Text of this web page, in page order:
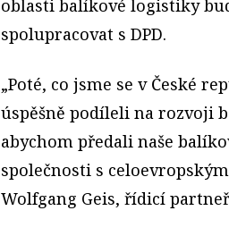
oblasti balíkové logistiky
spolupracovat s DPD.
„Poté, co jsme se v České
úspěšně podíleli na rozvoji
abychom předali naše
společnosti s
Wolfgang Geis, řídicí